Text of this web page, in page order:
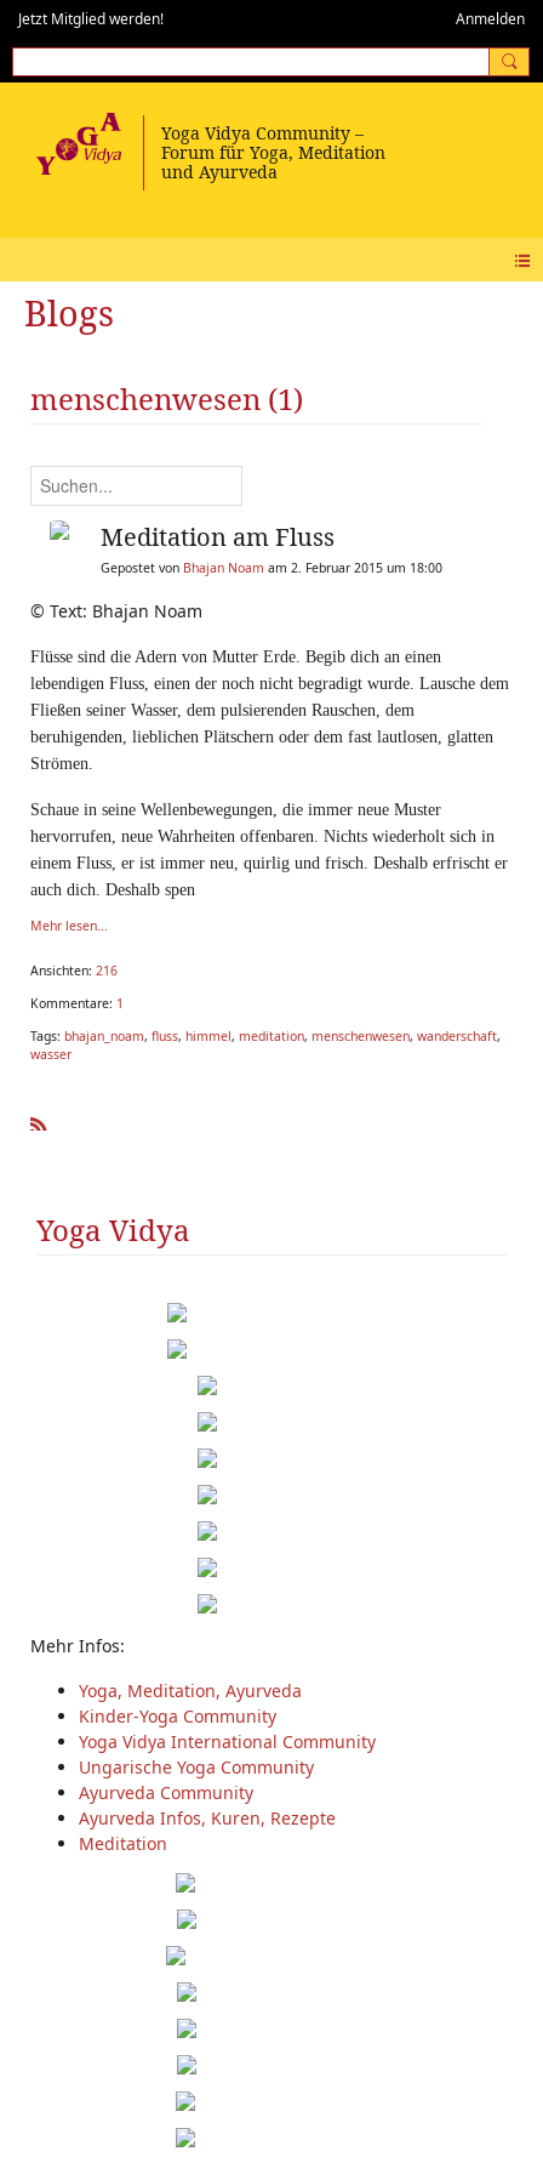
Jetzt Mitglied werden! Anmelden
Blogs
menschenwesen (1)
Meditation am Fluss
Gepostet von Bhajan Noam am 2. Februar 2015 um 18:00
© Text: Bhajan Noam
Flüsse sind die Adern von Mutter Erde. Begib dich an einen
lebendigen Fluss, einen der noch nicht begradigt wurde. Lausche dem
Fließen seiner Wasser, dem pulsierenden Rauschen, dem
beruhigenden, lieblichen Plätschern oder dem fast lautlosen, glatten
Strömen.
Schaue in seine Wellenbewegungen, die immer neue Muster
hervorrufen, neue Wahrheiten offenbaren. Nichts wiederholt sich in
einem Fluss, er ist immer neu, quirlig und frisch. Deshalb erfrischt er
auch dich. Deshalb spen
Mehr lesen...
Ansichten: 216
Kommentare: 1
Tags: bhajan_noam, fluss, himmel, meditation, menschenwesen, wanderschaft,
wasser
Yoga Vidya
Mehr Infos:
Yoga, Meditation, Ayurveda
Kinder-Yoga Community
Yoga Vidya International Community
Ungarische Yoga Community
Ayurveda Community
Ayurveda Infos, Kuren, Rezepte
Meditation